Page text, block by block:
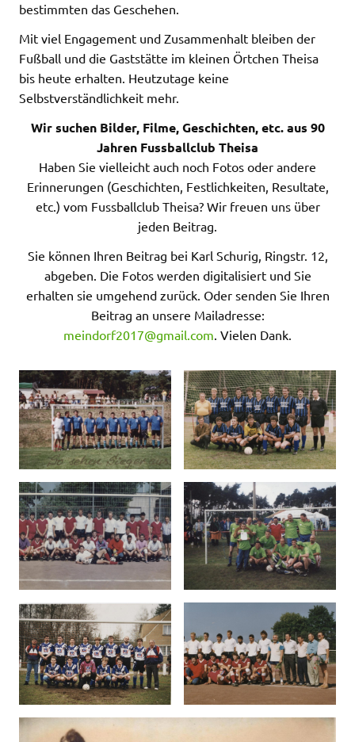
bestimmten das Geschehen.
Mit viel Engagement und Zusammenhalt bleiben der
Fußball und die Gaststätte im kleinen Örtchen Theisa
bis heute erhalten. Heutzutage keine
Selbstverständlichkeit mehr.
Wir suchen Bilder, Filme, Geschichten, etc. aus 90
Jahren Fussballclub Theisa
Haben Sie vielleicht auch noch Fotos oder andere
Erinnerungen (Geschichten, Festlichkeiten, Resultate,
etc.) vom Fussballclub Theisa? Wir freuen uns über
jeden Beitrag.
Sie können Ihren Beitrag bei Karl Schurig, Ringstr. 12,
abgeben. Die Fotos werden digitalisiert und Sie
erhalten sie umgehend zurück. Oder senden Sie Ihren
Beitrag an unsere Mailadresse:
meindorf2017@gmail.com. Vielen Dank.